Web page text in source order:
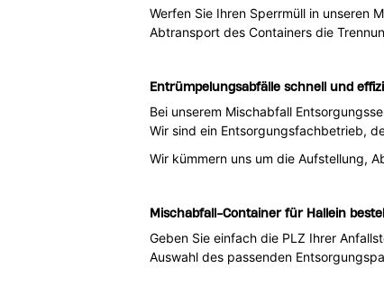
Werfen Sie Ihren Sperrmüll in unseren
Abtransport des Containers die
Entrümpelungsabfälle schnell und
Bei unserem Mischabfall
Wir sind ein Entsorgungsfachbetrieb,
Wir kümmern uns um die Aufstellung,
Mischabfall-Container für Hallein
Geben Sie einfach die PLZ Ihrer
Auswahl des passenden